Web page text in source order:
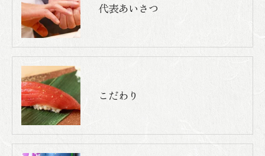
代表あいさつ
こだわり